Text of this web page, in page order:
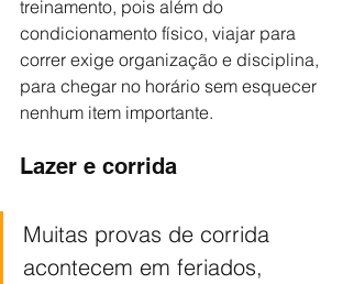
treinamento, pois além do
condicionamento físico, viajar para
correr exige organização e disciplina,
para chegar no horário sem esquecer
nenhum item importante.
Lazer e corrida
Muitas provas de corrida
acontecem em feriados,